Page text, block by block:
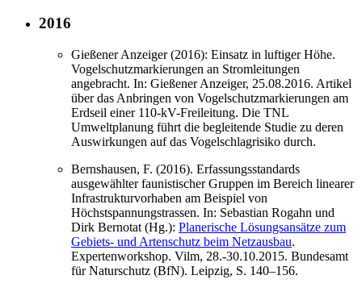
2016
Gießener Anzeiger (2016): Einsatz in luftiger Höhe.
Vogelschutzmarkierungen an Stromleitungen
angebracht. In: Gießener Anzeiger, 25.08.2016. Artikel
über das Anbringen von Vogelschutzmarkierungen am
Erdseil einer 110-kV-Freileitung. Die TNL
Umweltplanung führt die begleitende Studie zu deren
Auswirkungen auf das Vogelschlagrisiko durch.
Bernshausen, F. (2016). Erfassungsstandards
ausgewählter faunistischer Gruppen im Bereich linearer
Infrastrukturvorhaben am Beispiel von
Höchstspannungstrassen. In: Sebastian Rogahn und
Dirk Bernotat (Hg.): Planerische Lösungsansätze zum
Gebiets- und Artenschutz beim Netzausbau.
Expertenworkshop. Vilm, 28.-30.10.2015. Bundesamt
für Naturschutz (BfN). Leipzig, S. 140–156.